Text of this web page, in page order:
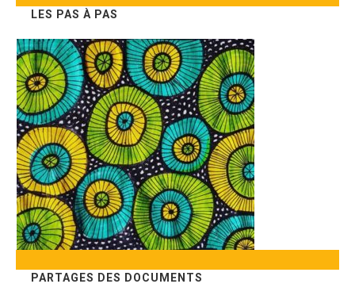
LES PAS À PAS
PARTAGES DES DOCUMENTS